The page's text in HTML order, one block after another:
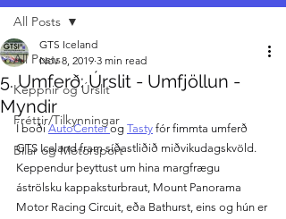
All Posts
Keppnir og Úrslit
Fréttir/Tilkynningar
Bílar og Mótorsport
All Posts
5. Umferð: Úrslit - Umfjöllun -
Myndir
GTS Iceland
Nov 8, 2019 3 min read
Í boði AutoCenter og Tasty fór fimmta umferð
GTS Iceland fram síðastliðið miðvikudagskvöld.
Keppendur þeyttust um hina margfrægu
áströlsku kappaksturbraut, Mount Panorama
Motor Racing Circuit, eða Bathurst, eins og hún er